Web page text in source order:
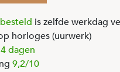
is zelfde werkdag
horloges (uurwerk)
dagen
9,2/10